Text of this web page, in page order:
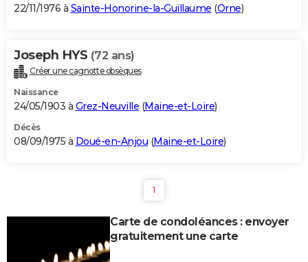
22/11/1976 à Sainte-Honorine-la-Guillaume (Orne)
Joseph HYS (72 ans)
Créer une cagnotte obsèques
Naissance
24/05/1903 à Grez-Neuville (Maine-et-Loire)
Décès
08/09/1975 à Doué-en-Anjou (Maine-et-Loire)
1
Carte de condoléances : envoyer
gratuitement une carte